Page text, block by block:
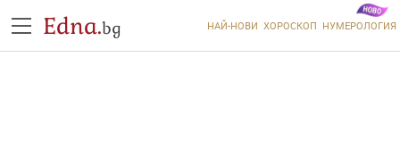
Edna.bg НАЙ-НОВИ ХОРОСКОП НУМЕРОЛОГИЯ